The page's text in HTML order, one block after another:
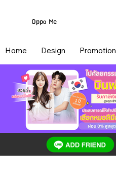
Oppa Me
Home Design Promotion